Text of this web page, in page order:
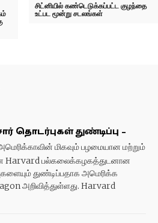
சிட்னியில் கண்டெடுக்கப்பட்ட குழந்தை
உட்பட மூன்று சடலங்கள்
தொடர்புகள் துண்டிப்பு –
மிகவும் பழமையான மற்றும்
Harvard பல்கலைக்கழகத்துடனான
துண்டிப்பதாக அமெரிக்க
அறிவித்துள்ளது. Harvard